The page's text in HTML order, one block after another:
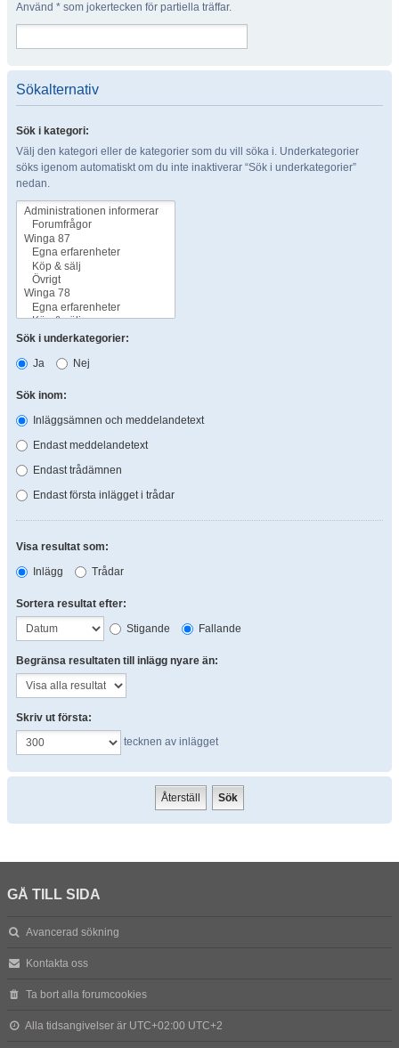
Använd * som jokertecken för partiella träffar.
Sökalternativ
Sök i kategori:
Välj den kategori eller de kategorier som du vill söka i. Underkategorier
söks igenom automatiskt om du inte inaktiverar “Sök i underkategorier”
nedan.
Sök i underkategorier:
Ja
Nej
Sök inom:
Inläggsämnen och meddelandetext
Endast meddelandetext
Endast trådämnen
Endast första inlägget i trådar
Visa resultat som:
Inlägg
Trådar
Sortera resultat efter:
Stigande
Fallande
Begränsa resultaten till inlägg nyare än:
Skriv ut första:
tecknen av inlägget
GÅ TILL SIDA
Avancerad sökning
Kontakta oss
Ta bort alla forumcookies
Alla tidsangivelser är UTC+02:00 UTC+2